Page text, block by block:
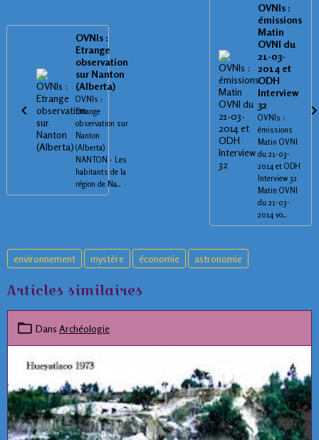
OVNIs :
Etrange
observation
sur Nanton
(Alberta)
OVNIs :
Etrange
observation sur
Nanton
(Alberta)
NANTON - Les
habitants de la
région de Na...
OVNIs :
émissions
Matin
OVNI du
21-03-
2014 et
ODH
Interview
32
OVNIs :
émissions
Matin OVNI
du 21-03-
2014 et ODH
Interview 32
Matin OVNI
du 21-03-
2014 vo...
environnement mystère économie astronomie
Articles similaires
Dans Archéologie